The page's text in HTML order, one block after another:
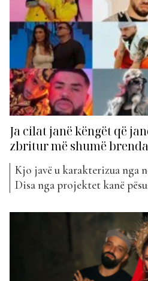
saj. Shumë ekspresive...
Ja cilat janë këngët që
zbritur më shumë
Kjo javë u karakterizua nga
Disa nga projektet kanë
pësuar një rënie të
poshtë se cilat janë ato…
vende) Noizy – Follow You